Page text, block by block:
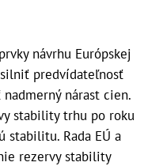
návrhu Európskej
predvídateľnosť
nárast cien.
stability trhu po roku
stabilitu. Rada EÚ a
rezervy stability